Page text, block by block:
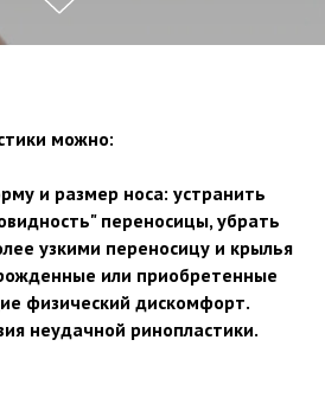
можно:
и размер носа: устранить
переносицы, убрать
узкими переносицу и крылья
или приобретенные
физический дискомфорт.
неудачной ринопластики.